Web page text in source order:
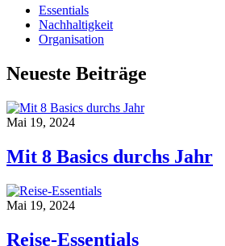
Essentials
Nachhaltigkeit
Organisation
Neueste Beiträge
Mai 19, 2024
Mit 8 Basics durchs Jahr
Mai 19, 2024
Reise-Essentials